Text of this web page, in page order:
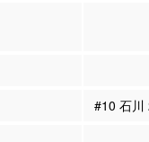
#10 石川